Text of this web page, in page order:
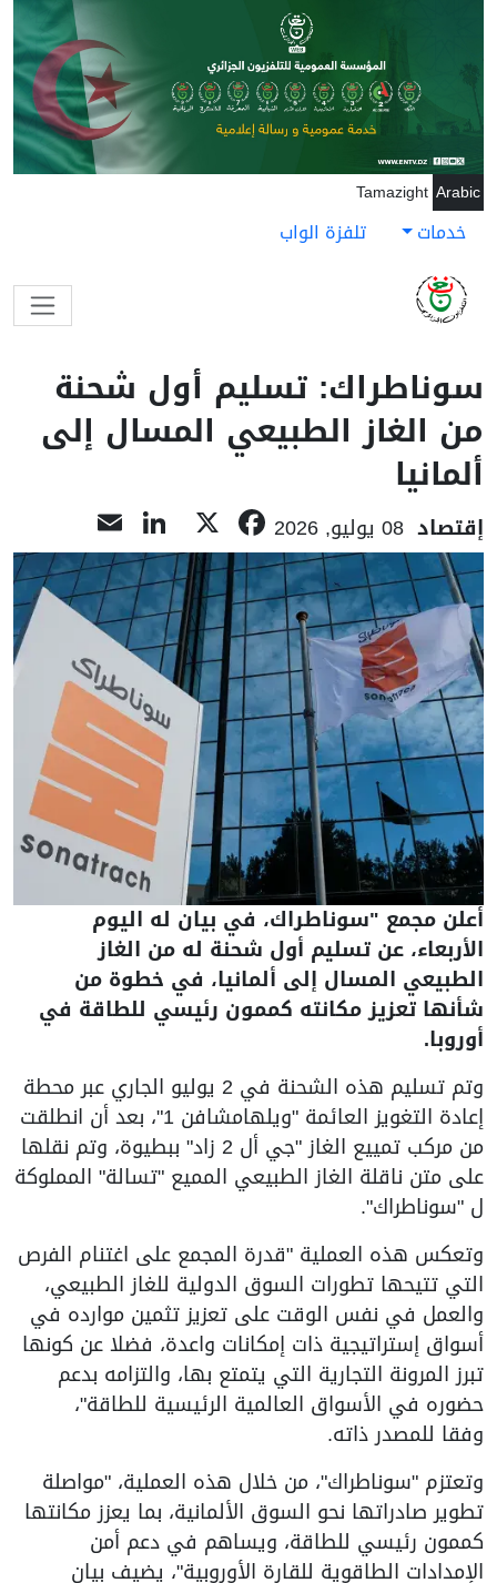
تجاوز إلى المحتوى الرئيسي
Arabic
Tamazight
خدمات تلفزة الواب
سوناطراك: تسليم أول شحنة
من الغاز الطبيعي المسال إلى
ألمانيا
إقتصاد 08 يوليو, 2026 Facebook
LinkedIn
أعلن مجمع "سوناطراك، في بيان له اليوم
الأربعاء، عن تسليم أول شحنة له من الغاز
الطبيعي المسال إلى ألمانيا، في خطوة من
شأنها تعزيز مكانته كممون رئيسي للطاقة في
أوروبا.
وتم تسليم هذه الشحنة في 2 يوليو الجاري عبر محطة
إعادة التغويز العائمة "ويلهامشافن 1"، بعد أن انطلقت
من مركب تمييع الغاز "جي أل 2 زاد" ببطيوة، وتم نقلها
على متن ناقلة الغاز الطبيعي المميع "تسالة" المملوكة
ل "سوناطراك".
وتعكس هذه العملية "قدرة المجمع على اغتنام الفرص
التي تتيحها تطورات السوق الدولية للغاز الطبيعي،
والعمل في نفس الوقت على تعزيز تثمين موارده في
أسواق إستراتيجية ذات إمكانات واعدة، فضلا عن كونها
تبرز المرونة التجارية التي يتمتع بها، والتزامه بدعم
حضوره في الأسواق العالمية الرئيسية للطاقة"،
وفقا للمصدر ذاته.
وتعتزم "سوناطراك"، من خلال هذه العملية، "مواصلة
تطوير صادراتها نحو السوق الألمانية، بما يعزز مكانتها
كممون رئيسي للطاقة، ويساهم في دعم أمن
الإمدادات الطاقوية للقارة الأوروبية"، يضيف بيان